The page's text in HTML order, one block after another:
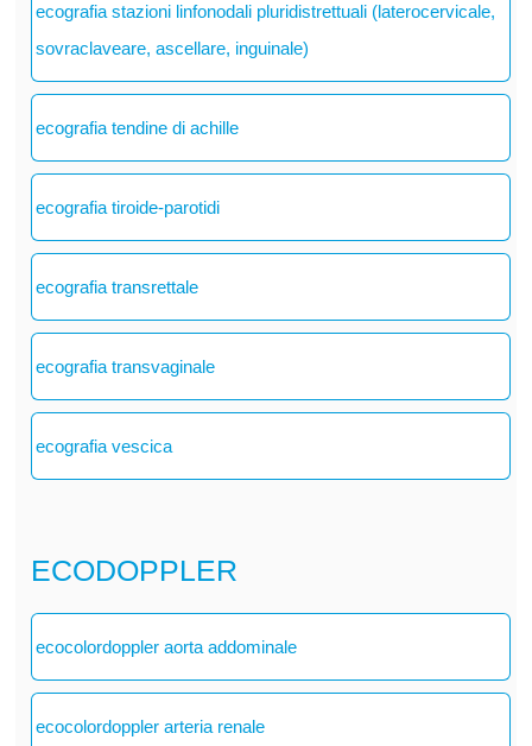
ecografia stazioni linfonodali pluridistrettuali (laterocervicale,
sovraclaveare, ascellare, inguinale)
ecografia tendine di achille
ecografia tiroide-parotidi
ecografia transrettale
ecografia transvaginale
ecografia vescica
ECODOPPLER
ecocolordoppler aorta addominale
ecocolordoppler arteria renale